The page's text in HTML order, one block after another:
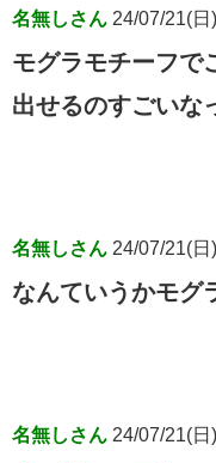
名無しさん 24/07/21(日)
モグラモチーフで
出せるのすごいな
名無しさん 24/07/21(日)
なんていうかモグ
名無しさん 24/07/21(日)